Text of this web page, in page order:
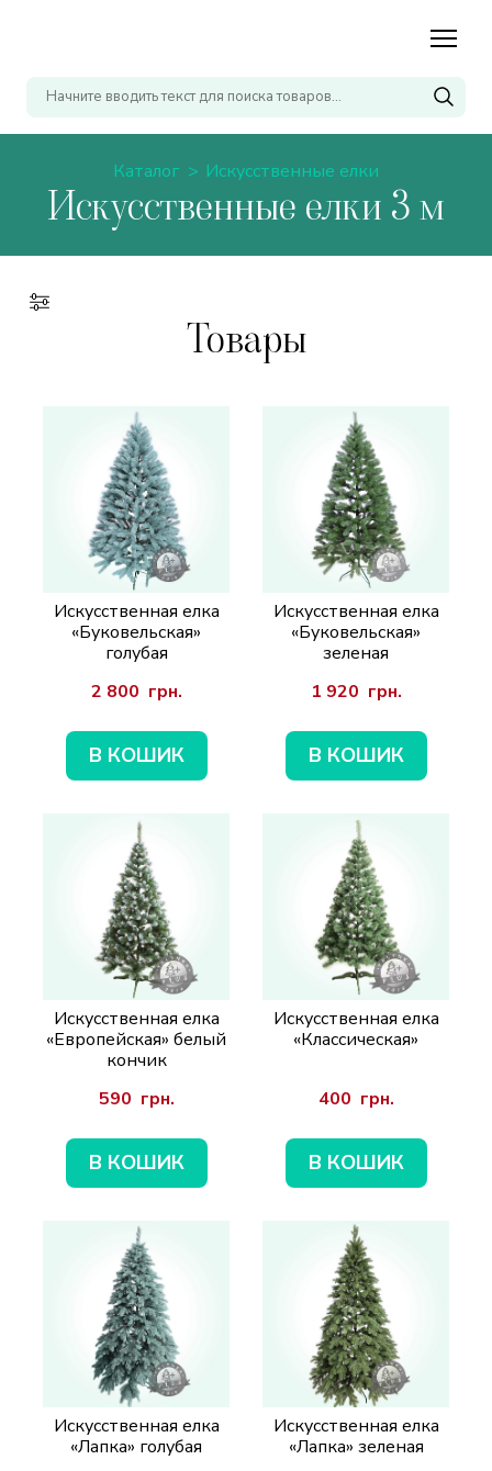
Каталог Искусственные елки
Искусственные елки 3 м
Товары
Искусственная елка
«Буковельская»
голубая
2 800  грн.
В КОШИК
Искусственная елка
«Буковельская»
зеленая
1 920  грн.
В КОШИК
Искусственная елка
«Европейская» белый
кончик
590  грн.
В КОШИК
Искусственная елка
«Классическая»
400  грн.
В КОШИК
Искусственная елка
«Лапка» голубая
Искусственная елка
«Лапка» зеленая